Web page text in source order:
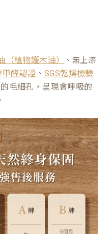
（植物護木油）
、無上漆
甲醛認證 、SGS乾燥檢驗
毛細孔，呈現會呼吸的